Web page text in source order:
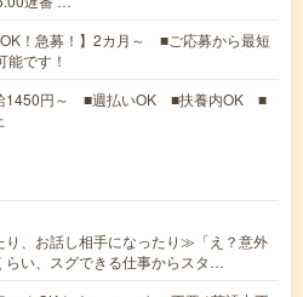
OK！急募！】2カ月～ ■ご応募から最短
です！
1450円～ ■週払いOK ■扶養内OK ■
、お話し相手になったり≫「え？意外
らい、スグできる仕事からスタ…